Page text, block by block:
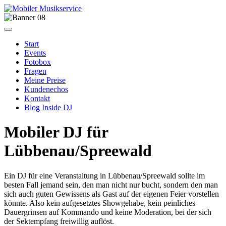
Start
Events
Fotobox
Fragen
Meine Preise
Kundenechos
Kontakt
Blog Inside DJ
Mobiler DJ für
Lübbenau/Spreewald
Ein DJ für eine Veranstaltung in Lübbenau/Spreewald sollte im
besten Fall jemand sein, den man nicht nur bucht, sondern den man
sich auch guten Gewissens als Gast auf der eigenen Feier vorstellen
könnte. Also kein aufgesetztes Showgehabe, kein peinliches
Dauergrinsen auf Kommando und keine Moderation, bei der sich
der Sektempfang freiwillig auflöst.